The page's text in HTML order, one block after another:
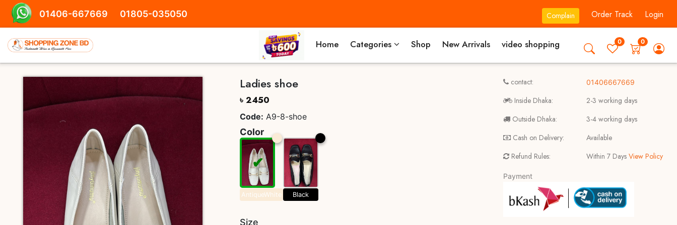
01406-667669 01805-035050 Complain Order Track Login
Home Categories Shop New Arrivals video shopping 0 0
Ladies shoe
৳ 2450
Code: A9-8-shoe
Color
AntiqueWhite Black
Size
contact:
Inside Dhaka:
Outside Dhaka:
Cash on Delivery:
Refund Rules:
01406667669
2-3 working days
3-4 working days
Available
Within 7 DaysView Policy
Payment